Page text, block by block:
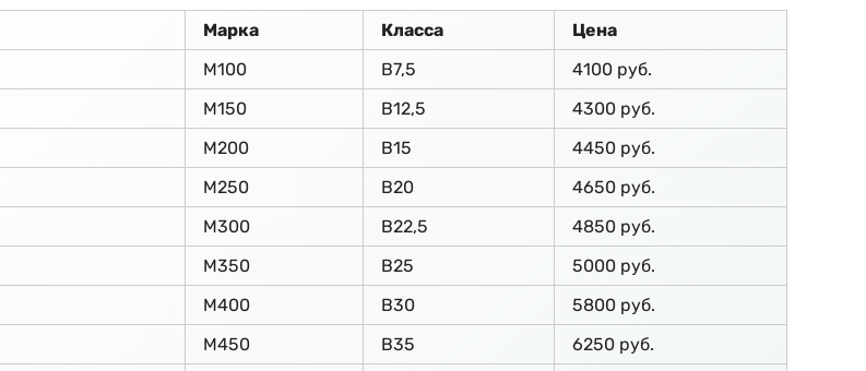
Марка Класса
Цена
М100 В7,5
4100 руб.
М150 В12,5
4300 руб.
М200 В15
4450 руб.
М250 В20
4650 руб.
М300 В22,5
4850 руб.
М350 В25
5000 руб.
М400 В30
5800 руб.
М450 В35
6250 руб.